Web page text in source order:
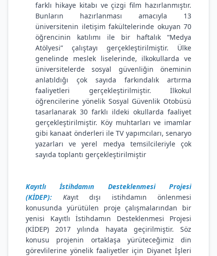
farklı hikaye kitabı ve çizgi film hazırlanmıştır.
Bunların hazırlanması amacıyla 13
üniversitenin iletişim fakültelerinde okuyan 70
öğrencinin katılımı ile bir haftalık “Medya
Atölyesi” çalıştayı gerçekleştirilmiştir. Ülke
genelinde meslek liselerinde, ilkokullarda ve
üniversitelerde sosyal güvenliğin öneminin
anlatıldığı çok sayıda farkındalık artırma
faaliyetleri gerçekleştirilmiştir. İlkokul
öğrencilerine yönelik Sosyal Güvenlik Otobüsü
tasarlanarak 30 farklı ildeki okullarda faaliyet
gerçekleştirilmiştir. Köy muhtarları ve imamlar
gibi kanaat önderleri ile TV yapımcıları, senaryo
yazarları ve yerel medya temsilcileriyle çok
sayıda toplantı gerçekleştirilmiştir
Kayıtlı İstihdamın Desteklenmesi Projesi
(KİDEP): Kayıt dışı istihdamın önlenmesi
konusunda yürütülen proje çalışmalarından bir
yenisi Kayıtlı İstihdamın Desteklenmesi Projesi
(KİDEP) 2017 yılında hayata geçirilmiştir. Söz
konusu projenin ortaklaşa yürüteceğimiz din
görevlilerine yönelik faaliyetler için Diyanet İşleri